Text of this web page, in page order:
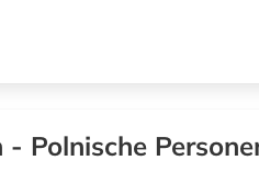
Polnische